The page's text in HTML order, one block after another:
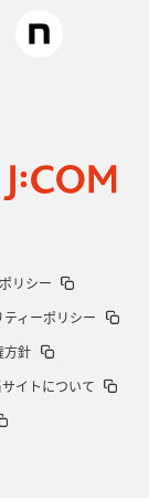
リシー
ィーポリシー
方針
イトについて